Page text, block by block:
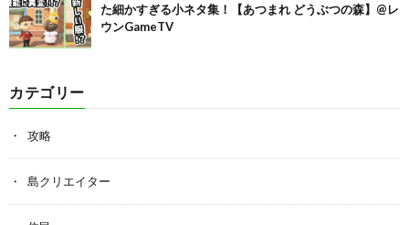
た細かすぎる小ネタ集！【あつまれ どうぶつの森】@レ
ウンGameTV
カテゴリー
攻略
島クリエイター